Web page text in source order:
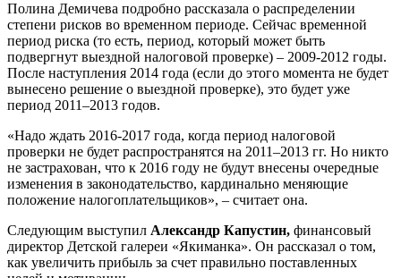
Полина Демичева подробно рассказала о распределении
степени рисков во временном периоде. Сейчас временной
период риска (то есть, период, который может быть
подвергнут выездной налоговой проверке) – 2009-2012 годы.
После наступления 2014 года (если до этого момента не будет
вынесено решение о выездной проверке), это будет уже
период 2011–2013 годов.
«Надо ждать 2016-2017 года, когда период налоговой
проверки не будет распространятся на 2011–2013 гг. Но никто
не застрахован, что к 2016 году не будут внесены очередные
изменения в законодательство, кардинально меняющие
положение налогоплательщиков», – считает она.
Следующим выступил Александр Капустин, финансовый
директор Детской галереи «Якиманка». Он рассказал о том,
как увеличить прибыль за счет правильно поставленных